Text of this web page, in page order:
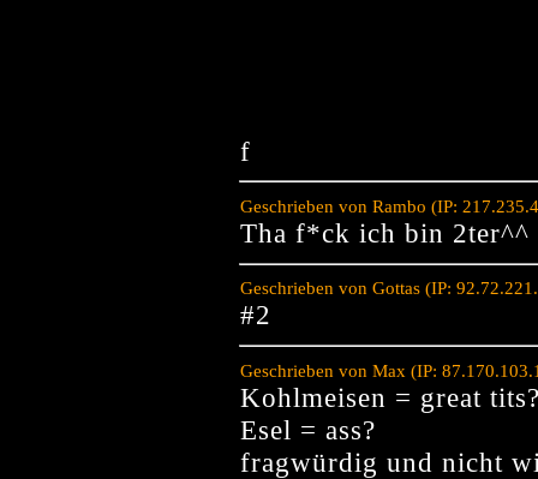
f
Geschrieben von Rambo (IP:
Tha f*ck ich bin 2ter^^
Geschrieben von Gottas (IP:
#2
Geschrieben von Max (IP:
Kohlmeisen = great
Esel = ass?
fragwürdig und nicht